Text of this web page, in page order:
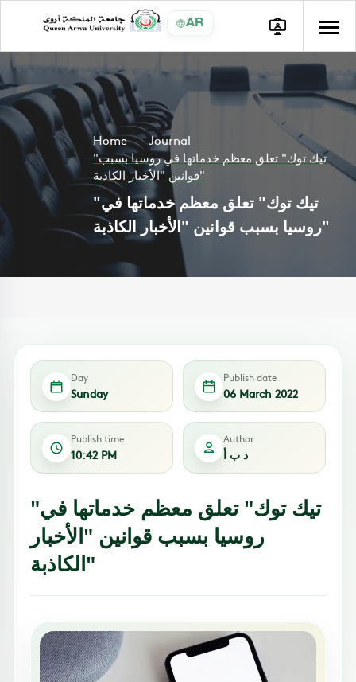
AR
Home
Journal
"تيك توك" تعلق معظم خدماتها في روسيا بسبب
قوانين "الأخبار الكاذبة"
"تيك توك" تعلق معظم خدماتها في
روسيا بسبب قوانين "الأخبار الكاذبة"
Day
Sunday
Publish date
06 March 2022
Publish time
10:42 PM
Author
د ب أ
"تيك توك" تعلق معظم خدماتها في
روسيا بسبب قوانين "الأخبار
الكاذبة"